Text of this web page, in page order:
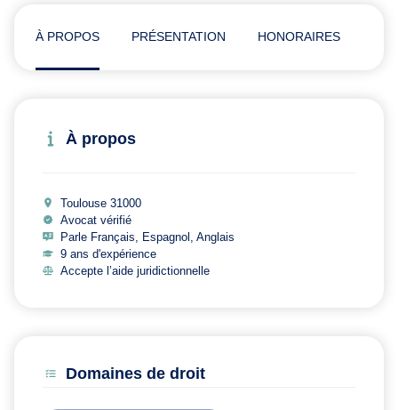
À PROPOS PRÉSENTATION HONORAIRES
À propos
Toulouse 31000
Avocat vérifié
Parle Français, Espagnol, Anglais
9 ans d'expérience
Accepte l’aide juridictionnelle
Domaines de droit